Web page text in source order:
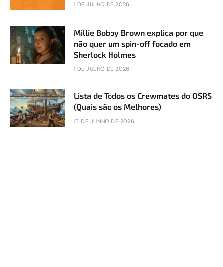
1 DE JULHO DE 2026
Millie Bobby Brown explica por que
não quer um spin-off focado em
Sherlock Holmes
1 DE JULHO DE 2026
Lista de Todos os Crewmates do OSRS
(Quais são os Melhores)
15 DE JUNHO DE 2026